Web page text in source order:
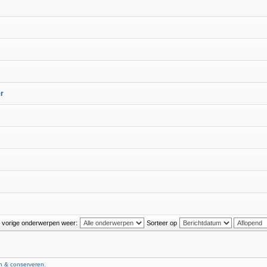
vorige onderwerpen weer: Sorteer op
& conserveren.